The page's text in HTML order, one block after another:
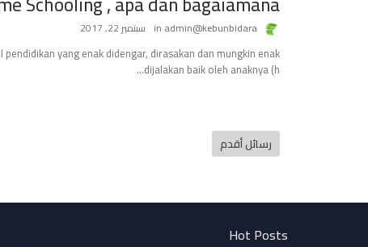
admin@kebunbidara سبتمبر 22, 2017
yang enak didengar, dirasakan dan mungkin enak
dijalakan baik oleh anaknya (h…
رسائل أقدم
Hot Posts